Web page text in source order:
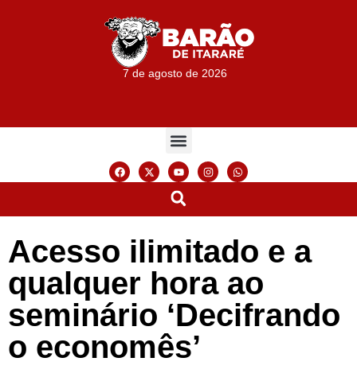
7 de agosto de 2026
Acesso ilimitado e a
qualquer hora ao
seminário ‘Decifrando
o economês’